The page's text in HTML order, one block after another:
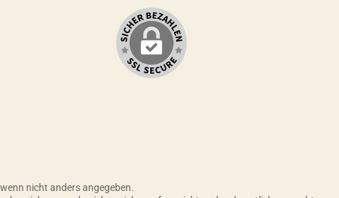
nicht anders angegeben.